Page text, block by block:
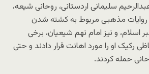
سلیمانی اردستانی، روحانی شیعه،
مذهبی مربوط به کشته شدن
اسلام، و نیز امام نهم شیعیان، برخی
رکیک او را مورد اهانت قرار دادند و حتی
حمله کردند.